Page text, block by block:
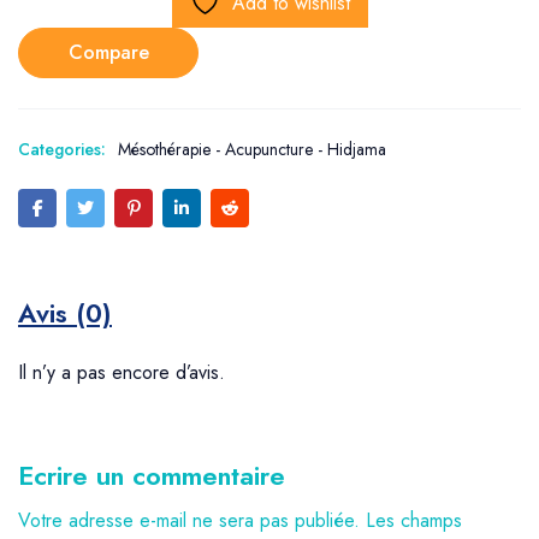
Compare
Categories: Mésothérapie - Acupuncture - Hidjama
Avis (0)
Il n’y a pas encore d’avis.
Ecrire un commentaire
Votre adresse e-mail ne sera pas publiée. Les champs